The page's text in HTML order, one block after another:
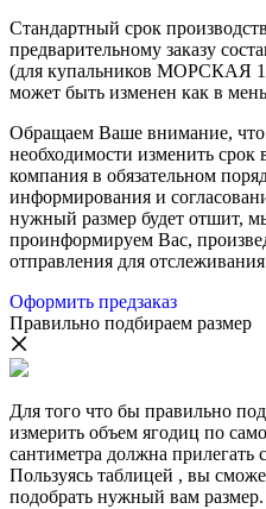
Стандартный срок
предварительному заказу
(для купальников МОРСКАЯ
может быть изменен как в
Обращаем Ваше внимание,
необходимости изменить
компания в обязательном
информирования и
нужный размер будет отшит,
проинформируем Вас,
отправления для отслеживания
Оформить предзаказ
Правильно подбираем размер
Для того что бы правильно
измерить объем ягодиц по
сантиметра должна прилегать
Пользуясь таблицей , вы
подобрать нужный вам размер.